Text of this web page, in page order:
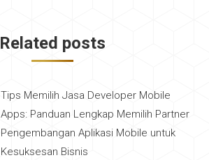
Related posts
Tips Memilih Jasa Developer Mobile
Apps: Panduan Lengkap Memilih Partner
Pengembangan Aplikasi Mobile untuk
Kesuksesan Bisnis